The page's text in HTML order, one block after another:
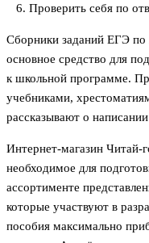
Проверить себя по
Сборники заданий ЕГЭ по
основное средство для
к школьной программе.
учебниками,
рассказывают о
Интернет-магазин Читай-
необходимое для
ассортименте
которые участвуют в
пособия максимально